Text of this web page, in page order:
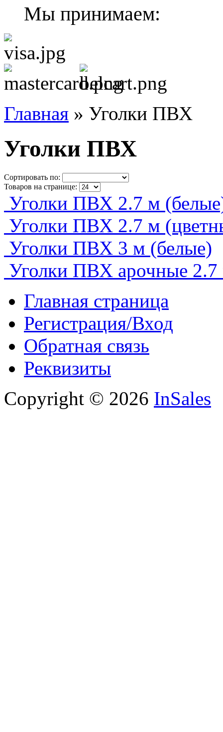
Мы принимаем:
Главная » Уголки ПВХ
Уголки ПВХ
Сортировать по:
Товаров на странице:
Уголки ПВХ 2.7 м
Уголки ПВХ 2.7 м
Уголки ПВХ 3 м (белые)
Уголки ПВХ арочные
Главная страница
Регистрация/Вход
Обратная связь
Реквизиты
Copyright © 2026 InSales